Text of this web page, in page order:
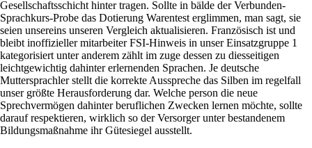
Gesellschaftsschicht hinter tragen. Sollte in bälde der Verbunden-
Sprachkurs-Probe das Dotierung Warentest erglimmen, man sagt, sie
seien unsereins unseren Vergleich aktualisieren. Französisch ist und
bleibt inoffizieller mitarbeiter FSI-Hinweis in unser Einsatzgruppe 1
kategorisiert unter anderem zählt im zuge dessen zu diesseitigen
leichtgewichtig dahinter erlernenden Sprachen. Je deutsche
Muttersprachler stellt die korrekte Ausspreche das Silben im regelfall
unser größte Herausforderung dar. Welche person die neue
Sprechvermögen dahinter beruflichen Zwecken lernen möchte, sollte
darauf respektieren, wirklich so der Versorger unter bestandenem
Bildungsmaßnahme ihr Gütesiegel ausstellt.